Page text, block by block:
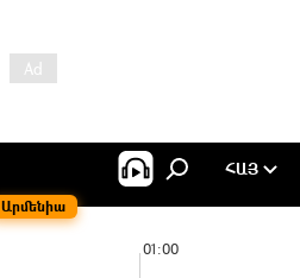
Արմենիա
ՀԱՅ
01:00